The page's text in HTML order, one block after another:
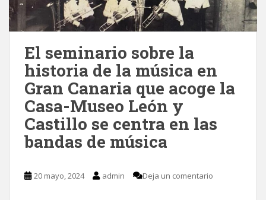
El seminario sobre la
historia de la música en
Gran Canaria que acoge la
Casa-Museo León y
Castillo se centra en las
bandas de música
20 mayo, 2024 admin Deja un comentario